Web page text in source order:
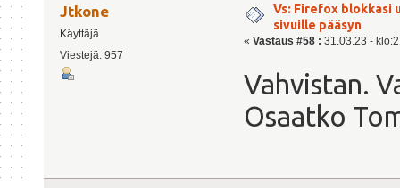
Jtkone
Käyttäjä
Viestejä: 957
Vs: Firefox blokkasi
sivuille pääsyn
« Vastaus #58 : 31.03.23 -
Vahvistan.
Osaatko